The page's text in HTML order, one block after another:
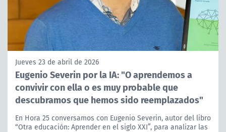
Jueves 23 de abril de 2026
Eugenio Severin por la IA: "O aprendemos a
convivir con ella o es muy probable que
descubramos que hemos sido reemplazados"
En Hora 25 conversamos con Eugenio Severin, autor del libro
“Otra educación: Aprender en el siglo XXI”, para analizar las